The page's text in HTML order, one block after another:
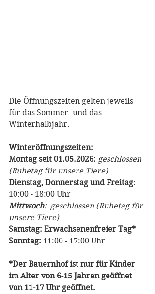
Die Öffnungszeiten gelten jeweils
für das Sommer- und das
Winterhalbjahr.
Winteröffnungszeiten:
Montag seit 01.05.2026: geschlossen
(Ruhetag für unsere Tiere)
Dienstag, Donnerstag und Freitag:
10:00 - 18:00 Uhr
Mittwoch:
  geschlossen (Ruhetag für
unsere Tiere)
Samstag: Erwachsenenfreier Tag*
Sonntag: 11:00 - 17:00 Uhr
*Der Bauernhof ist nur für Kinder
im Alter von 6-15 Jahren geöffnet
von 11-17 Uhr geöffnet.